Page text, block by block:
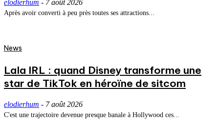
elodierhum - 7 août 2026
Après avoir converti à peu près toutes ses attractions...
News
Lala IRL : quand Disney transforme une
star de TikTok en héroïne de sitcom
elodierhum - 7 août 2026
C'est une trajectoire devenue presque banale à Hollywood ces...